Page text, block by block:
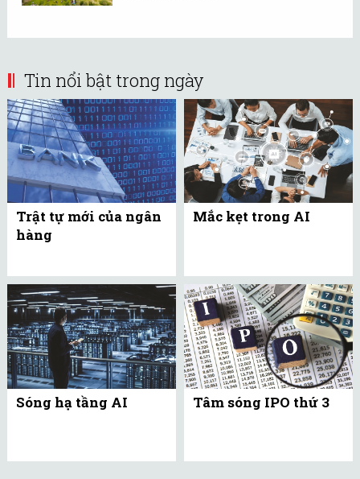
Tin nổi bật trong ngày
Trật tự mới của ngân
hàng
Mắc kẹt trong AI
Sóng hạ tầng AI Tâm sóng IPO thứ 3